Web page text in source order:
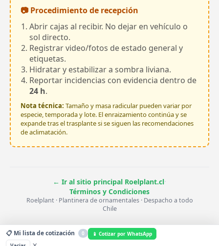
📷 Procedimiento de recepción
Abrir cajas al recibir. No dejar en vehículo o
sol directo.
Registrar video/fotos de estado general y
etiquetas.
Hidratar y estabilizar a sombra liviana.
Reportar incidencias con evidencia dentro de
24 h.
Nota técnica: Tamaño y masa radicular pueden variar por
especie, temporada y lote. El enraizamiento continúa y se
expande tras el trasplante si se siguen las recomendaciones
de aclimatación.
← Ir al sitio principal Roelplant.cl·
Términos y Condiciones
Roelplant · Plantinera de ornamentales · Despacho a todo
Chile
📋 Mi lista de cotización 0
📱 Cotizar por WhatsApp